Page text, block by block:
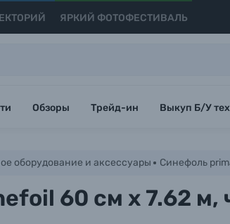
ЯРКИЙ ФОТОФЕСТИВАЛЬ
Обзоры Трейд-ин Выкуп Б/У
оборудование и аксессуары Синефоль
60 см х 7.62